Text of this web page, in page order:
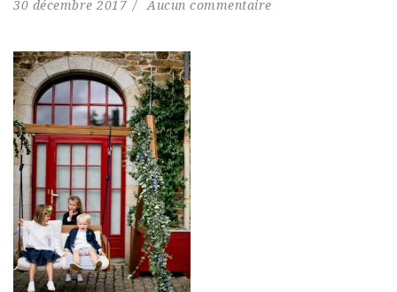
30 décembre 2017 Aucun commentaire